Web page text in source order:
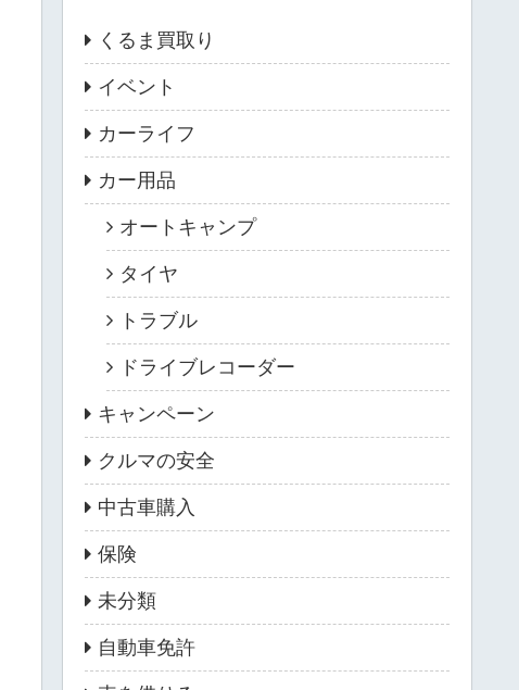
くるま買取り
イベント
カーライフ
カー用品
オートキャンプ
タイヤ
トラブル
ドライブレコーダー
キャンペーン
クルマの安全
中古車購入
保険
未分類
自動車免許